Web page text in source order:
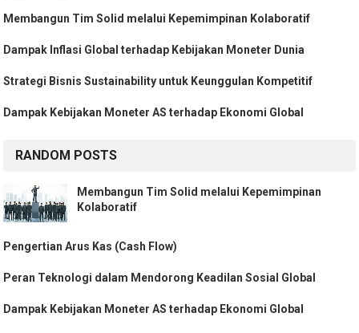
Membangun Tim Solid melalui Kepemimpinan Kolaboratif
Dampak Inflasi Global terhadap Kebijakan Moneter Dunia
Strategi Bisnis Sustainability untuk Keunggulan Kompetitif
Dampak Kebijakan Moneter AS terhadap Ekonomi Global
RANDOM POSTS
Membangun Tim Solid melalui Kepemimpinan
Kolaboratif
Pengertian Arus Kas (Cash Flow)
Peran Teknologi dalam Mendorong Keadilan Sosial Global
Dampak Kebijakan Moneter AS terhadap Ekonomi Global